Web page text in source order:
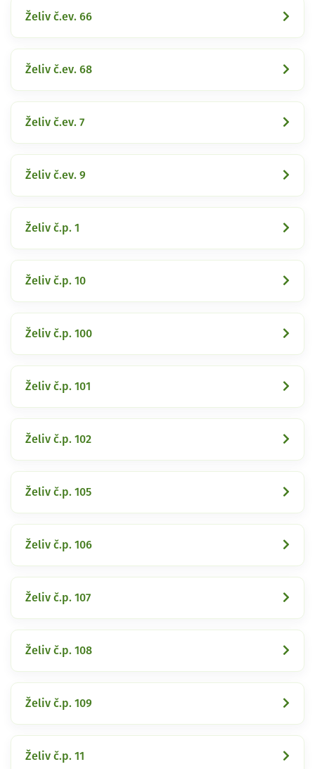
Želiv č.ev. 66
Želiv č.ev. 68
Želiv č.ev. 7
Želiv č.ev. 9
Želiv č.p. 1
Želiv č.p. 10
Želiv č.p. 100
Želiv č.p. 101
Želiv č.p. 102
Želiv č.p. 105
Želiv č.p. 106
Želiv č.p. 107
Želiv č.p. 108
Želiv č.p. 109
Želiv č.p. 11